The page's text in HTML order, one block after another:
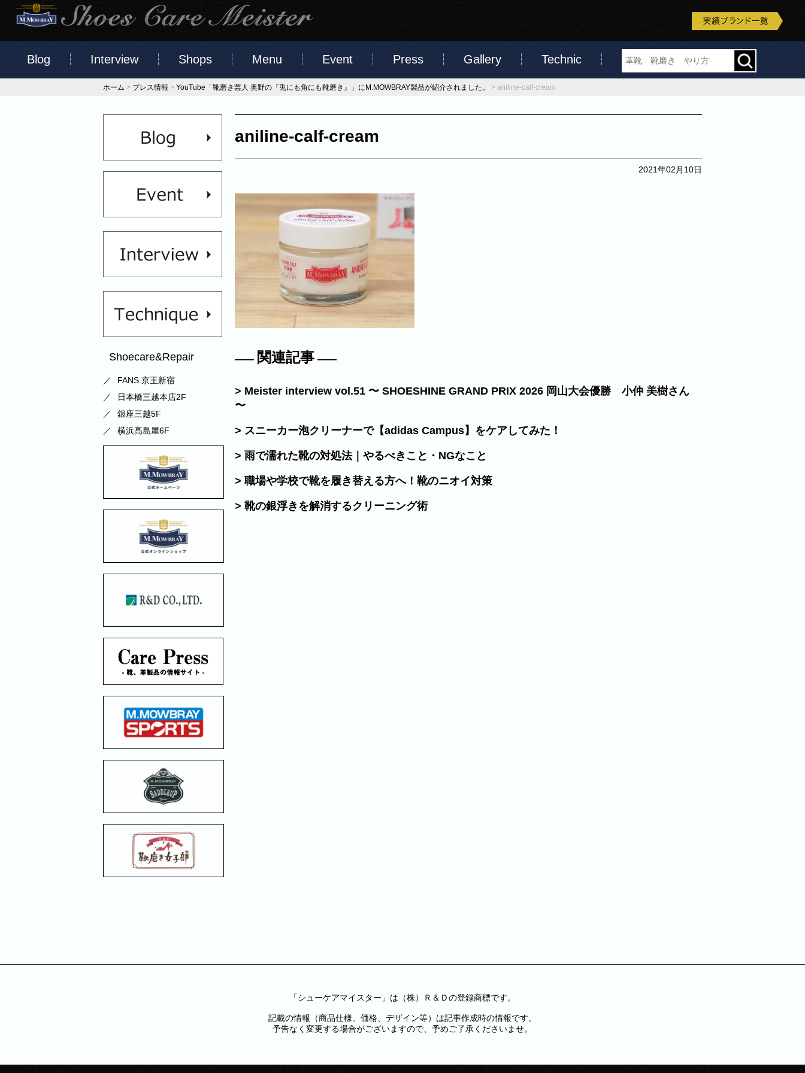
Blog Interview Shops Menu Event Press Gallery Technic
ホーム > プレス情報 > YouTube「靴磨き芸人 奥野の『兎にも角にも靴磨き』」にM.MOWBRAY製品が紹介されました。 > aniline-calf-cream
aniline-calf-cream
2021年02月10日
関連記事
> Meister interview vol.51 〜 SHOESHINE GRAND PRIX 2026 岡山大会優勝 小仲 美樹さん
〜
> スニーカー泡クリーナーで【adidas Campus】をケアしてみた！
> 雨で濡れた靴の対処法｜やるべきこと・NGなこと
> 職場や学校で靴を履き替える方へ！靴のニオイ対策
> 靴の銀浮きを解消するクリーニング術
Shoecare&Repair
FANS.京王新宿
日本橋三越本店2F
銀座三越5F
横浜髙島屋6F
「シューケアマイスター」は（株）Ｒ＆Ｄの登録商標です。
記載の情報（商品仕様、価格、デザイン等）は記事作成時の情報です。
予告なく変更する場合がございますので、予めご了承くださいませ。